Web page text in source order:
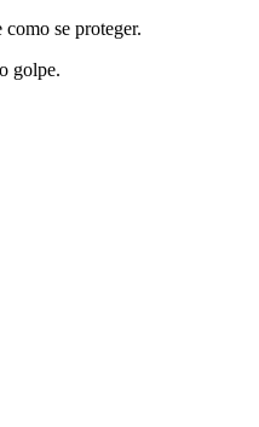
se proteger.
golpe.